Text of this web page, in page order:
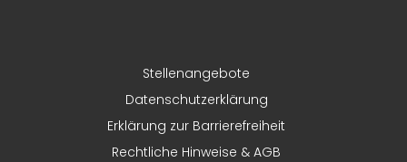
Stellenangebote
Datenschutzerklärung
Erklärung zur Barrierefreiheit
Rechtliche Hinweise & AGB